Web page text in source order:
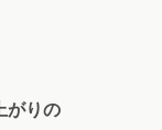
がりの